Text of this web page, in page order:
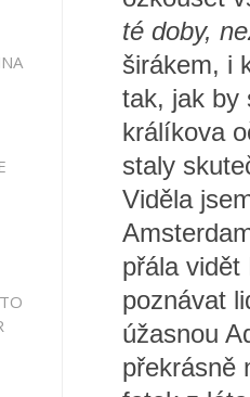
té doby,
širákem, i
tak, jak by
králíkova
staly
Viděla
přála vidět
poznávat
úžasnou
překrásně